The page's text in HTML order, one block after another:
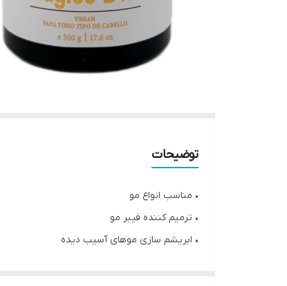
توضیحات
• مناسب انواع مو
• ترمیم کننده فیبر مو
• ابریشم سازی موهای آسیب دیده